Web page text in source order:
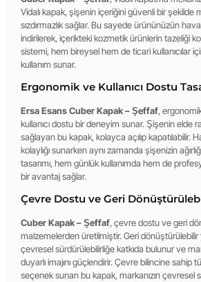
Vidalı kapak, şişenin içeriğini güvenli bir şekilde
sızdırmazlık sağlar. Bu sayede ürününüzün
indirilerek, içerikteki kozmetik ürünlerin tazeliği
sistemi, hem bireysel hem de ticari kullanıcılar
kullanım sunar.
Ergonomik ve Kullanıcı Dostu
Ersa Esans Cuber Kapak – Şeffaf,
kullanıcı dostu bir deneyim sunar. Şişenin elde
sağlayan bu kapak, kolayca açılıp kapatılabilir.
kolaylığı sunarken aynı zamanda şişenizin
tasarımı, hem günlük kullanımda hem de
bir avantaj sağlar.
Çevre Dostu ve Geri
Cuber Kapak – Şeffaf, çevre dostu ve geri
malzemelerden üretilmiştir. Geri dönüştürülebilir
çevresel sürdürülebilirliğe katkıda bulunur ve
duyarlı imajını güçlendirir. Çevre bilincine sahip
seçenek sunan bu kapak, markanızın çevresel